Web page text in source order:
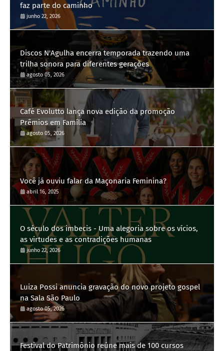
faz parte do caminho
junho 22, 2026
Discos N'Agulha encerra temporada trazendo uma
trilha sonora para diferentes gerações
agosto 05, 2026
Café Evolutto lança nova edição da promoção
Prêmios em Família
agosto 05, 2026
Você já ouviu falar da Maçonaria Feminina?
abril 16, 2025
O século dos imbecis - Uma alegoria sobre os vícios,
as virtudes e as contradições humanas
junho 22, 2026
Luiza Possi anuncia gravação do novo projeto gospel
na Sala São Paulo
agosto 05, 2026
Festival do Patrimônio reúne mais de 100 cursos